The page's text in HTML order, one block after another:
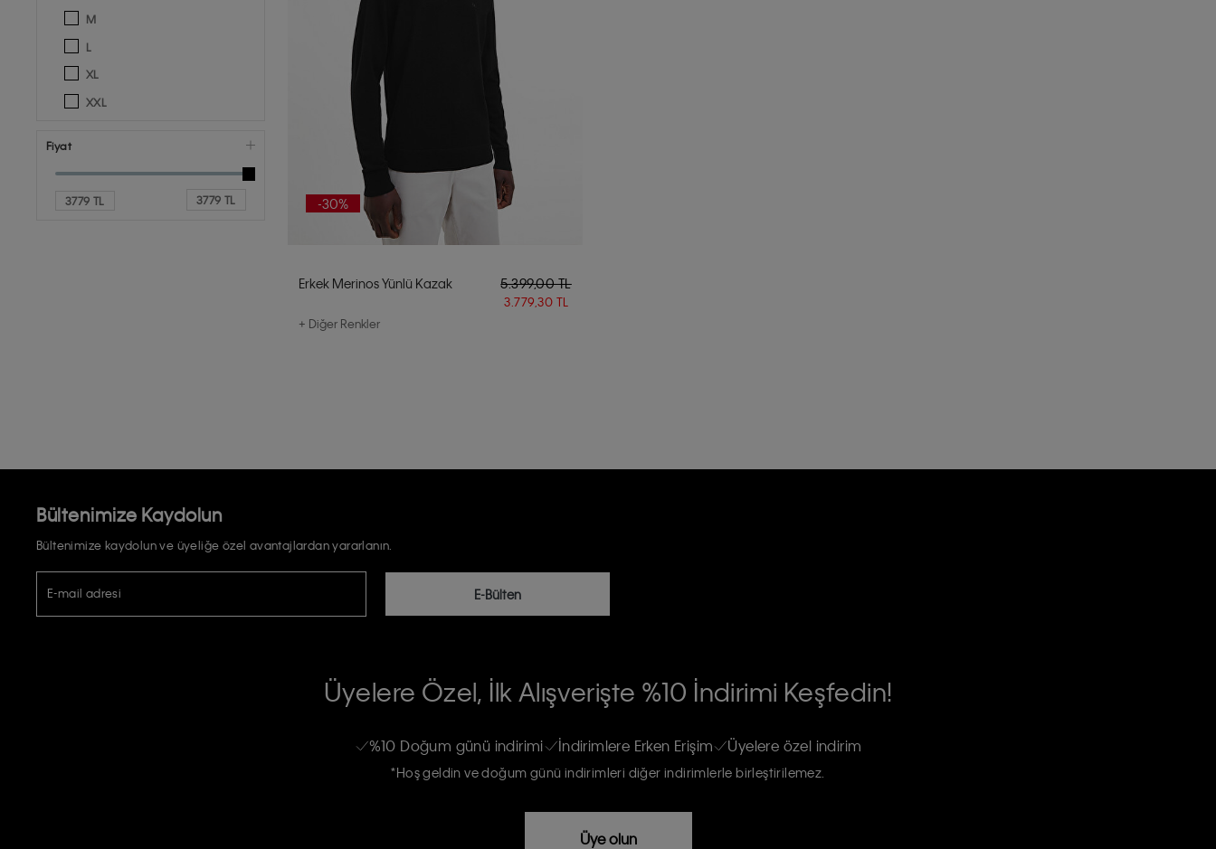
M
L
XL
XXL
Fiyat
3779 TL 3779 TL -30%
Erkek Merinos Yünlü Kazak 5.399,00 TL
3.779,30 TL
+ Diğer Renkler
Bültenimize Kaydolun
Bültenimize kaydolun ve üyeliğe özel avantajlardan yararlanın.
E-mail adresi E-Bülten
Calvin Klein e-bültenine abone olarak, kişisel verilerimin Calvin Klein tarafına gönderileceğinin ve güncel ürün,
Üyelere Özel, İlk Alışverişte %10 İndirimi Keşfedin!
%10 Doğum günü indirimi İndirimlere Erken Erişim Üyelere özel indirim
*Hoş geldin ve doğum günü indirimleri diğer indirimlerle birleştirilemez.
Üye olun